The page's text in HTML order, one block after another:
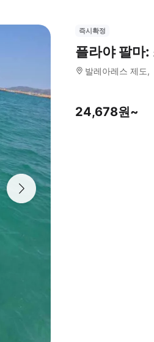
즉시확정
플라야 팔마:
발레아레스 제도
24,678원~